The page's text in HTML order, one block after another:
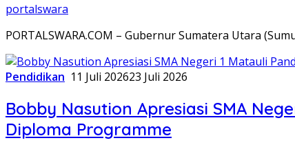
portalswara
PORTALSWARA.COM – Gubernur Sumatera Utara
Pendidikan 11 Juli 202623 Juli 2026
Bobby Nasution Apresiasi SMA
Diploma Programme